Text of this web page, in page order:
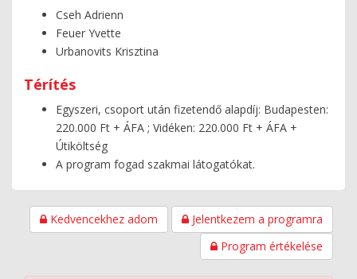
Cseh Adrienn
Feuer Yvette
Urbanovits Krisztina
Térítés
Egyszeri, csoport után fizetendő alapdíj: Budapesten:
220.000 Ft + ÁFA ; Vidéken: 220.000 Ft + ÁFA +
Útiköltség
A program fogad szakmai látogatókat.
Kedvencekhez adom
Jelentkezem a programra
Program értékelése